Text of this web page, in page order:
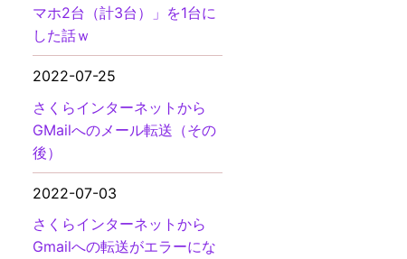
マホ2台（計3台）」を1台に
した話ｗ
2022-07-25
さくらインターネットから
GMailへのメール転送（その
後）
2022-07-03
さくらインターネットから
Gmailへの転送がエラーにな